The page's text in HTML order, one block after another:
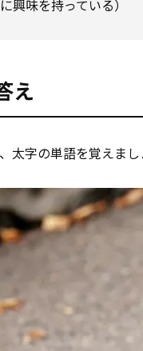
興味を持っている）
え
太字の単語を覚えまし